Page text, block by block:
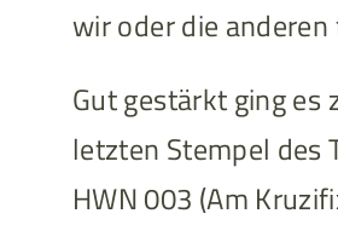
wir oder die anderen
Gut gestärkt ging es
letzten Stempel des
HWN 003 (Am